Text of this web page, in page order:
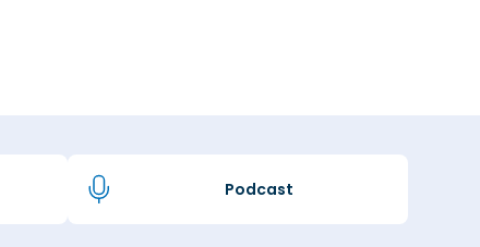
Podcast